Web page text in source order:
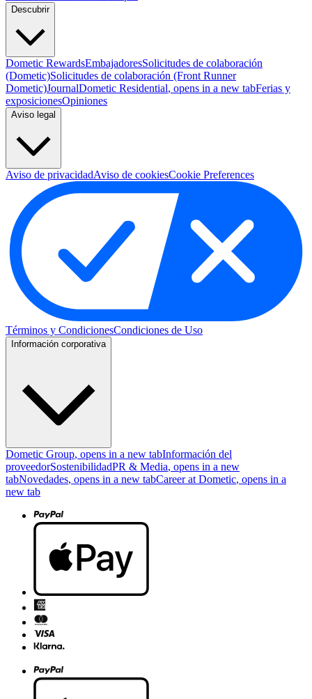
Descubrir
Dometic RewardsEmbajadoresSolicitudes de colaboración
(Dometic)Solicitudes de colaboración (Front Runner
Dometic)JournalDometic Residential, opens in a new tabFerias y
exposicionesOpiniones
Aviso legal
Aviso de privacidadAviso de cookiesCookie Preferences
Términos y CondicionesCondiciones de Uso
Información corporativa
Dometic Group, opens in a new tabInformación del
proveedorSostenibilidadPR & Media, opens in a new
tabNovedades, opens in a new tabCareer at Dometic, opens in a
new tab